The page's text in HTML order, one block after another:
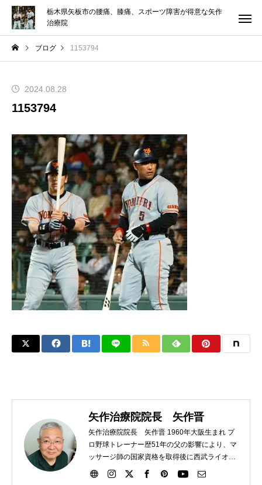
栃木県矢板市の腰痛、膝痛、スポーツ障害が得意な矢作
治療院
ブログ 1153794
2024.08.28
1153794
矢作治療院院長 矢作晋
矢作治療院院長 矢作晋 1960年大阪生まれ プ
ロ野球トレーナー歴51年の父の影響により、マ
ッサージ師の国家資格を取得後に西武ライオン
ズにトレーナーとして入団。その後、大洋ホエ